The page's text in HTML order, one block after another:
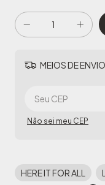
MEIOS DE ENVIO
Não sei meu CEP
HERE IT FOR ALL